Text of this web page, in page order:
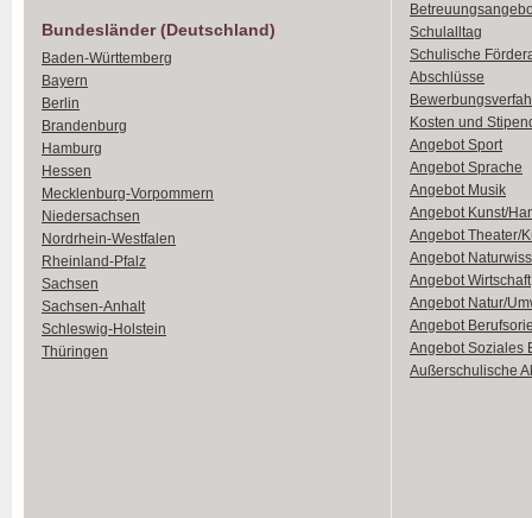
Bundesländer (Deutschland)
Baden-Württemberg
Bayern
Berlin
Brandenburg
Hamburg
Hessen
Mecklenburg-Vorpommern
Niedersachsen
Nordrhein-Westfalen
Rheinland-Pfalz
Sachsen
Sachsen-Anhalt
Schleswig-Holstein
Thüringen
Schulalltag
Schulische
Abschlüsse
Kosten und
Angebot Sport
Angebot Sprache
Angebot Musik
Angebot Kunst/
Angebot Theater/
Angebot
Angebot Wirtschaft
Angebot Natur/
Angebot
Angebot Soziales
Außerschulische